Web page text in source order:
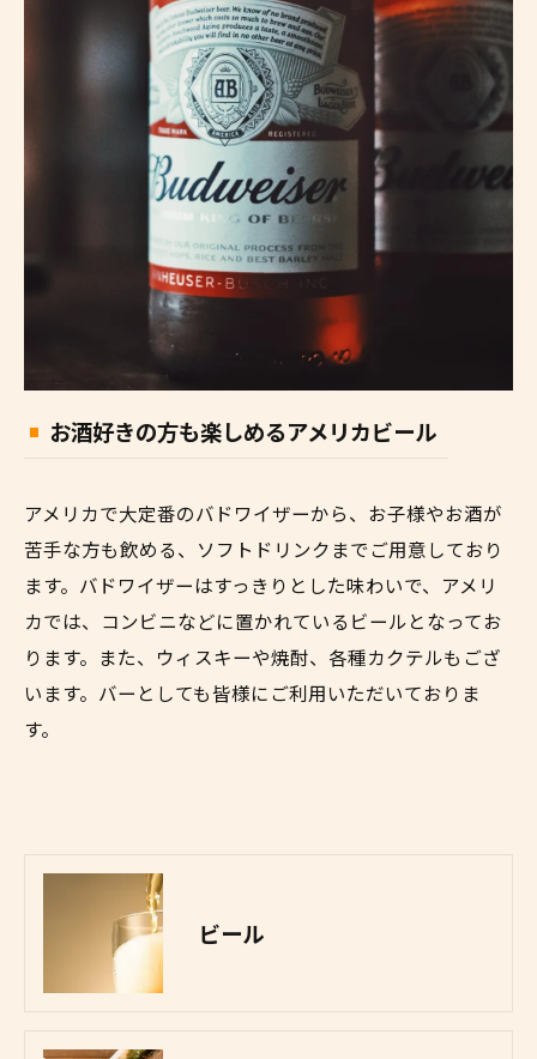
お酒好きの方も楽しめるアメリカビール
アメリカで大定番のバドワイザーから、お子様やお酒が
苦手な方も飲める、ソフトドリンクまでご用意しており
ます。バドワイザーはすっきりとした味わいで、アメリ
カでは、コンビニなどに置かれているビールとなってお
ります。また、ウィスキーや焼酎、各種カクテルもござ
います。バーとしても皆様にご利用いただいておりま
す。
ビール